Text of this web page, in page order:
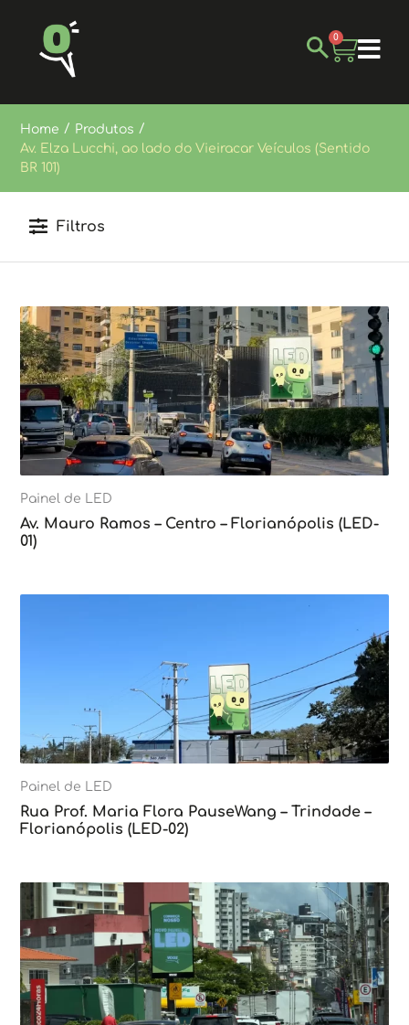
0
Home / Produtos /
Av. Elza Lucchi, ao lado do Vieiracar Veículos (Sentido
BR 101)
Filtros
Painel de LED
Av. Mauro Ramos – Centro – Florianópolis (LED-
01)
Painel de LED
Rua Prof. Maria Flora PauseWang – Trindade –
Florianópolis (LED-02)